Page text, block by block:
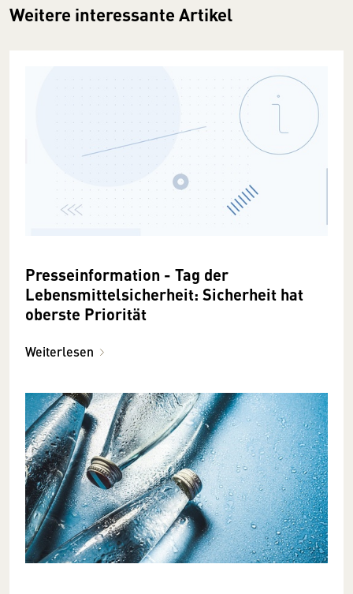
Weitere interessante Artikel
Presseinformation - Tag der
Lebensmittelsicherheit: Sicherheit hat
oberste Priorität
Weiterlesen